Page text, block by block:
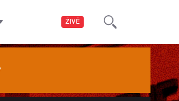
ŽIVĚ